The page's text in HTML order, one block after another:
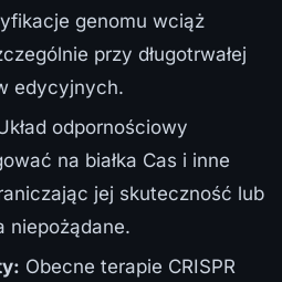
genomu wciąż
przy długotrwałej
edycyjnych.
odpornościowy
na białka Cas i inne
jej skuteczność lub
niepożądane.
Obecne terapie CRISPR